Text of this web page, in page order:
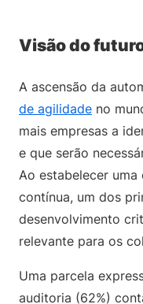
Visão do
A ascensão da
de agilidade no
mais empresas a
e que serão
Ao estabelecer
contínua, um dos
desenvolvimento
relevante para os
Uma parcela
auditoria (62%)